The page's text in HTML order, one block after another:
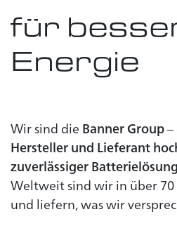
für
Energie
Wir sind dieBanner Group
Hersteller und Lieferant
zuverlässiger
Weltweit sind wir in über
und liefern, was wir